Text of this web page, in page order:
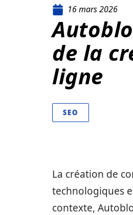
16 mars 2026
de la
ligne
SEO
La création de
technologiques
contexte,